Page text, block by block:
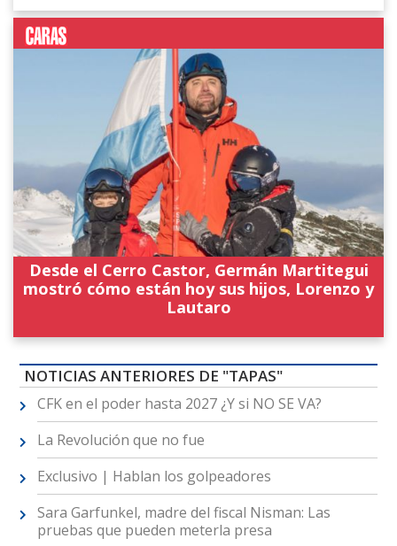
Desde el Cerro Castor, Germán Martitegui
mostró cómo están hoy sus hijos, Lorenzo y
Lautaro
NOTICIAS ANTERIORES DE "TAPAS"
CFK en el poder hasta 2027 ¿Y si NO SE VA?
La Revolución que no fue
Exclusivo | Hablan los golpeadores
Sara Garfunkel, madre del fiscal Nisman: Las
pruebas que pueden meterla presa